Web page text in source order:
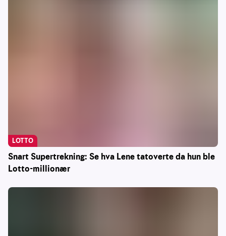
Snart Supertrekning: Se hva Lene tatoverte da hun ble
Lotto-millionær
LOTTO